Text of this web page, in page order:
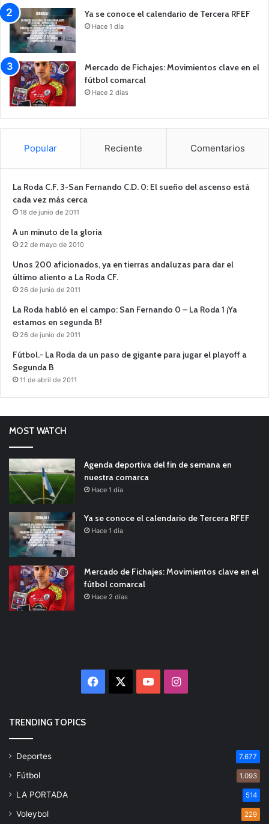
Ya se conoce el calendario de Tercera RFEF
Hace 1 día
Mercado de Fichajes: Movimientos clave en el
fútbol comarcal
Hace 2 días
Popular Reciente Comentarios
La Roda C.F. 3-San Fernando C.D. 0: El sueño del ascenso está
cada vez más cerca
18 de junio de 2011
A un minuto de la gloria
22 de mayo de 2010
Unos 200 aficionados, ya en tierras andaluzas para dar el
último aliento a La Roda CF.
26 de junio de 2011
La Roda habló en el campo: San Fernando 0 – La Roda 1 ¡Ya
estamos en segunda B!
26 de junio de 2011
Fútbol.- La Roda da un paso de gigante para jugar el playoff a
Segunda B
11 de abril de 2011
MOST WATCH
Agenda deportiva del fin de semana en
nuestra comarca
Hace 1 día
Ya se conoce el calendario de Tercera RFEF
Hace 1 día
Mercado de Fichajes: Movimientos clave en el
fútbol comarcal
Hace 2 días
Facebook YouTubeInstagram
TRENDING TOPICS
Deportes 7.677
Fútbol 1.093
LA PORTADA 514
Voleybol 229